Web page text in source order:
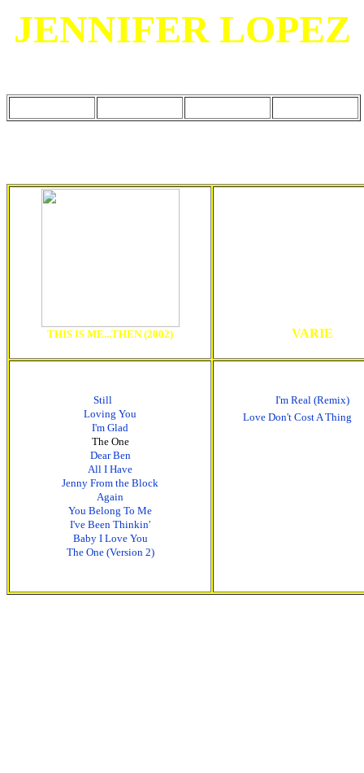
JENNIFER LOPEZ
THIS IS ME...THEN (2002) VARIE
Still
Loving You
I'm Glad
The One
Dear Ben
All I Have
Jenny From the Block
Again
You Belong To Me
I've Been Thinkin'
Baby I Love You
The One (Version 2)
I'm Real (Remix)
Love Don't Cost A Thing